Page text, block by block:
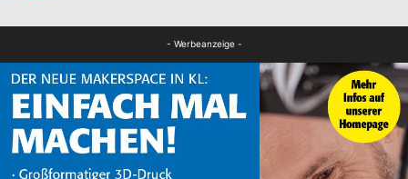
- Werbeanzeige -